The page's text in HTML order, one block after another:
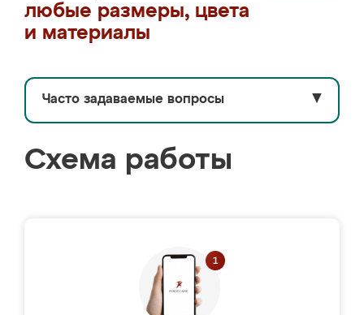
любые размеры, цвета
и материалы
Часто задаваемые вопросы ▼
Схема работы